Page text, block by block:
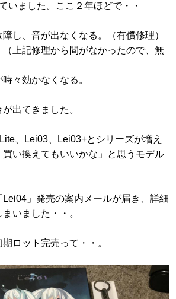
いました。ここ２年ほどで・・
し、音が出なくなる。（有償修理）
上記修理から間がなかったので、無
々効かなくなる。
出てきました。
、Lei03、Lei03+とシリーズが増え
い換えてもいいかな」と思うモデル
」発売の案内メールが届き、詳細
いました・・。
ロット完売って・・。